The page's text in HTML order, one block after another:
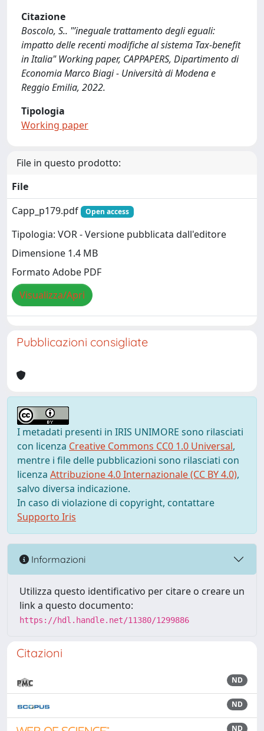
Citazione
Boscolo, S.. "’ineguale trattamento degli eguali:
impatto delle recenti modifiche al sistema Tax-benefit
in Italia" Working paper, CAPPAPERS, Dipartimento di
Economia Marco Biagi - Università di Modena e
Reggio Emilia, 2022.
Tipologia
Working paper
File in questo prodotto:
File
Capp_p179.pdf
Open access
Tipologia: VOR - Versione pubblicata dall'editore
Dimensione 1.4 MB
Formato Adobe PDF
Visualizza/Apri
Pubblicazioni consigliate
I metadati presenti in IRIS UNIMORE sono rilasciati
con licenza Creative Commons CC0 1.0 Universal,
mentre i file delle pubblicazioni sono rilasciati con
licenza Attribuzione 4.0 Internazionale (CC BY 4.0),
salvo diversa indicazione.
In caso di violazione di copyright, contattare
Supporto Iris
Informazioni
Utilizza questo identificativo per citare o creare un
link a questo documento:
https://hdl.handle.net/11380/1299886
Citazioni
ND
ND
ND